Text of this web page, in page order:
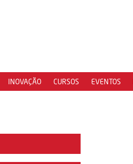
INOVAÇÃO CURSOS EVENTOS